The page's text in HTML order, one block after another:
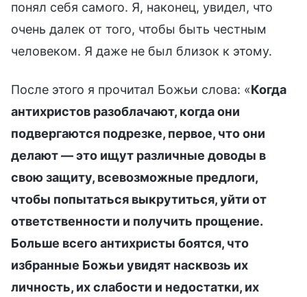
понял себя самого. Я, наконец, увидел, что
очень далек от того, чтобы быть честным
человеком. Я даже не был близок к этому.
После этого я прочитал Божьи слова: «Когда
антихристов разоблачают, когда они
подвергаются подрезке, первое, что они
делают — это ищут различные доводы в
свою защиту, всевозможные предлоги,
чтобы попытаться выкрутиться, уйти от
ответственности и получить прощение.
Больше всего антихристы боятся, что
избранные Божьи увидят насквозь их
личность, их слабости и недостатки, их